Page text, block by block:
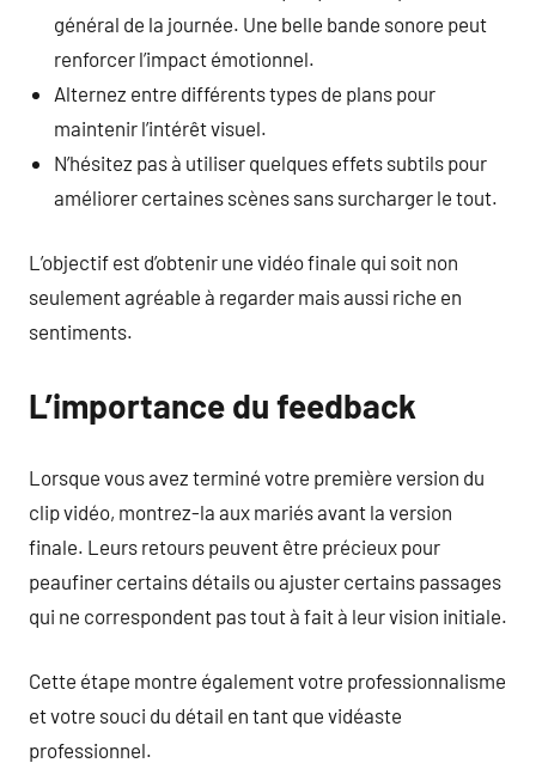
général de la journée. Une belle bande sonore peut
renforcer l’impact émotionnel.
Alternez entre différents types de plans pour
maintenir l’intérêt visuel.
N’hésitez pas à utiliser quelques effets subtils pour
améliorer certaines scènes sans surcharger le tout.
L’objectif est d’obtenir une vidéo finale qui soit non
seulement agréable à regarder mais aussi riche en
sentiments.
L’importance du feedback
Lorsque vous avez terminé votre première version du
clip vidéo, montrez-la aux mariés avant la version
finale. Leurs retours peuvent être précieux pour
peaufiner certains détails ou ajuster certains passages
qui ne correspondent pas tout à fait à leur vision initiale.
Cette étape montre également votre professionnalisme
et votre souci du détail en tant que vidéaste
professionnel.